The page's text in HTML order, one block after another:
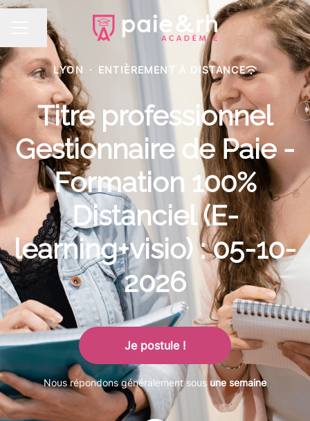
MENU CARRIÈRE
Partager la page
LYON · ENTIÈREMENT À DISTANCE
Titre professionnel
Gestionnaire de Paie -
Formation 100%
Distanciel (E-
learning+visio) : 05-10-
2026
Je postule !
Nous répondons généralement sousune semaine